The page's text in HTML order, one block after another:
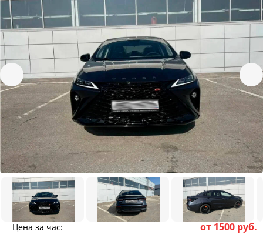
Цена за час: от 1500 руб.